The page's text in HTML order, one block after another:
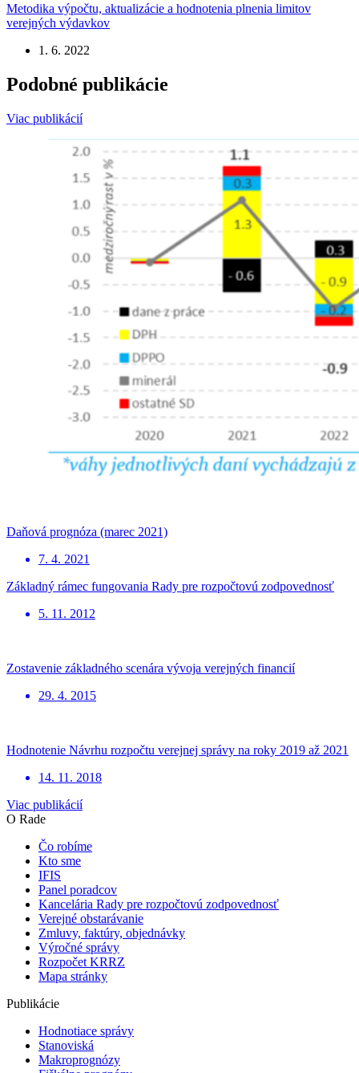
Metodika výpočtu, aktualizácie a hodnotenia plnenia limitov
verejných výdavkov
1. 6. 2022
Podobné publikácie
Viac publikácií
Daňová prognóza (marec 2021)
7. 4. 2021
Základný rámec fungovania Rady pre rozpočtovú zodpovednosť
5. 11. 2012
Zostavenie základného scenára vývoja verejných financií
29. 4. 2015
Hodnotenie Návrhu rozpočtu verejnej správy na roky 2019 až 2021
14. 11. 2018
Viac publikácií
O Rade
Čo robíme
Kto sme
IFIS
Panel poradcov
Kancelária Rady pre rozpočtovú zodpovednosť
Verejné obstarávanie
Zmluvy, faktúry, objednávky
Výročné správy
Rozpočet KRRZ
Mapa stránky
Publikácie
Hodnotiace správy
Stanoviská
Makroprognózy